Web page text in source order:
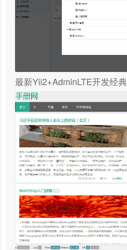
最新Yii2+AdminLTE开发经